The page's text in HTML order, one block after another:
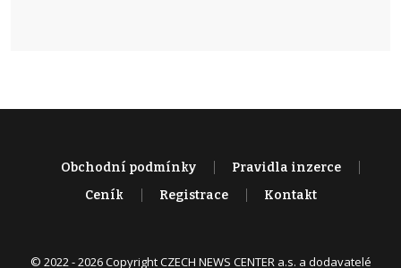
Obchodní podmínky
Pravidla inzerce
Ceník
Registrace Kontakt
© 2022 - 2026 Copyright CZECH NEWS CENTER a.s. a dodavatelé